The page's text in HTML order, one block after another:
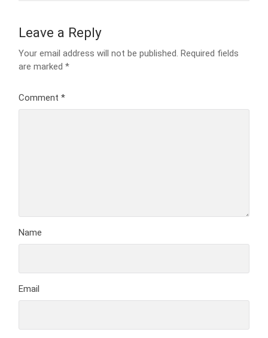
Leave a Reply
Your email address will not be published. Required fields
are marked*
Comment*
Name
Email